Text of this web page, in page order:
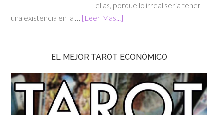
ellas, porque lo irreal sería tener
una existencia en la … [Leer Más...]
EL MEJOR TAROT ECONÓMICO